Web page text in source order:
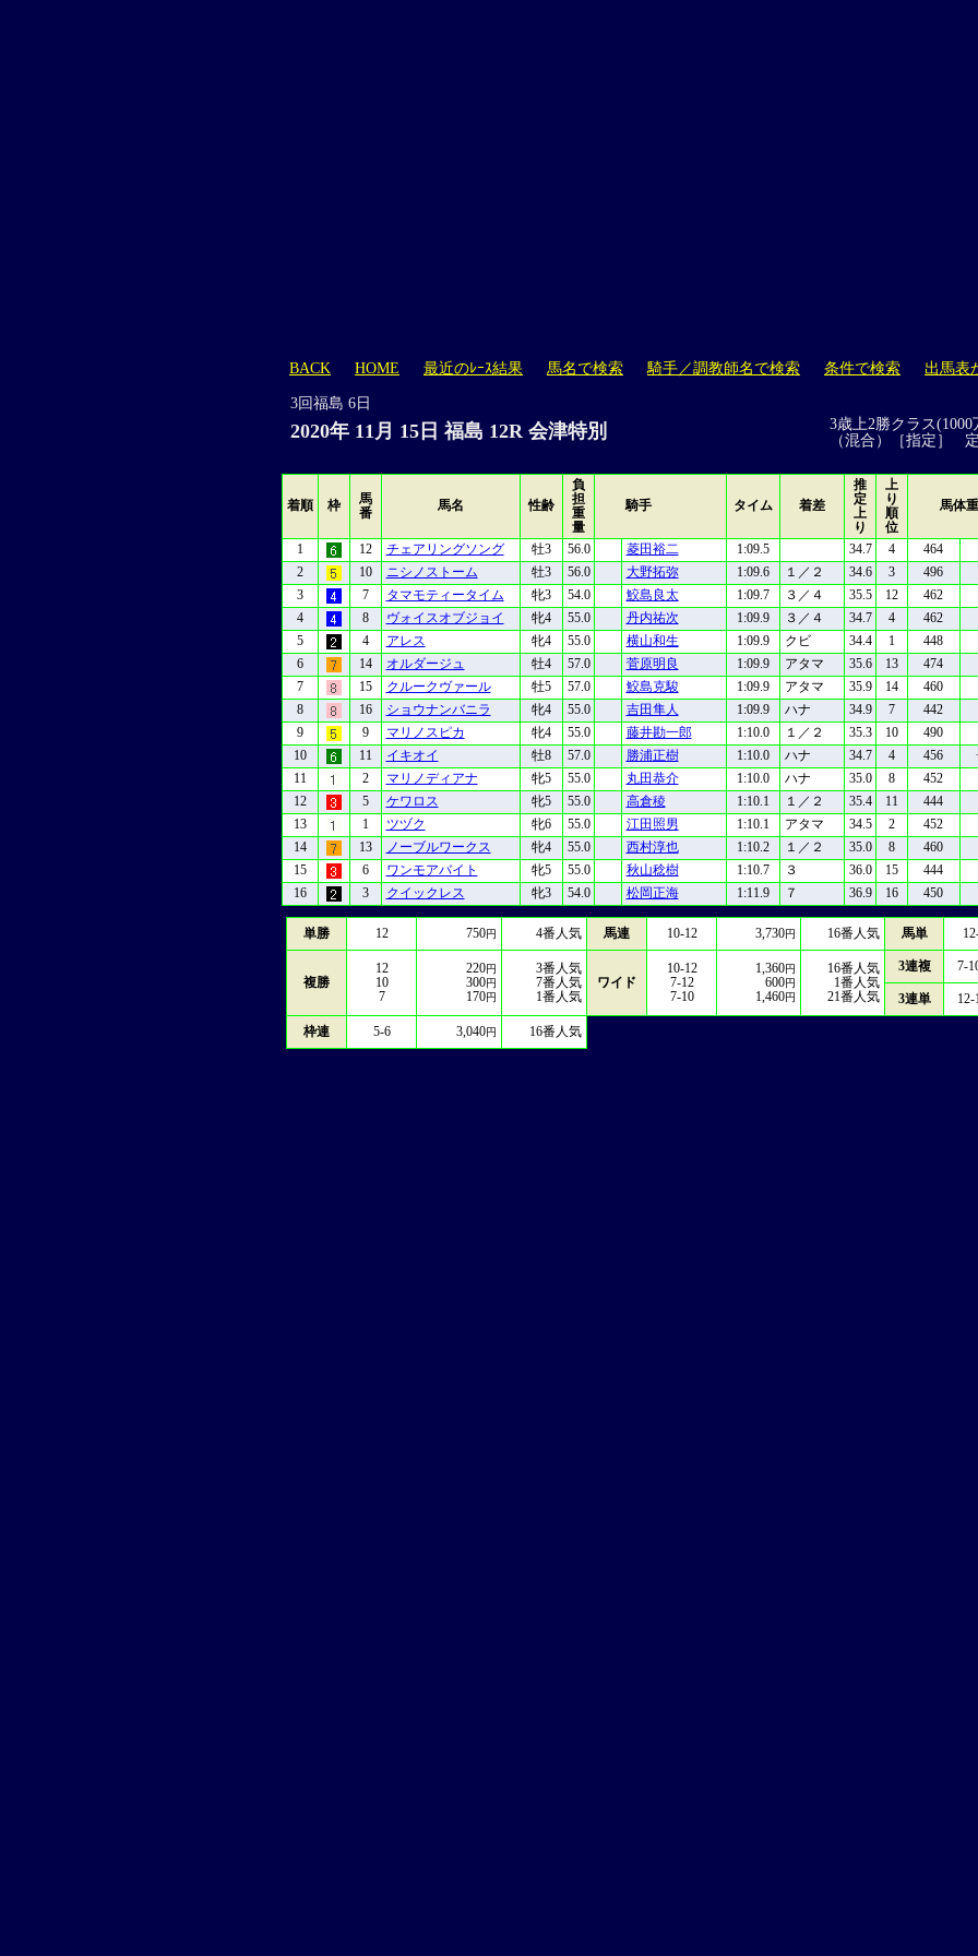
BACK HOME 最近のﾚｰｽ結果 馬名で検索 騎手／調教師名で検索 条件で検索 出馬表
3回福島 6日
2020年 11月 15日 福島 12R 会津特別
3歳上2勝クラス
（混合）［指定］
着順 枠
馬
番
馬名 性齢
負
担
重
量
騎手 タイム 着差
推
定
上
り
上
り
順
位
馬体重
1
12 チェアリングソング 牡3 56.0 菱田裕二 1:09.5 34.7 4 464
2
10 ニシノストーム 牡3 56.0 大野拓弥 1:09.6 １／２ 34.6 3 496
3
7 タマモティータイム 牝3 54.0 鮫島良太 1:09.7 ３／４ 35.5 12 462
4
8 ヴォイスオブジョイ 牝4 55.0 丹内祐次 1:09.9 ３／４ 34.7 4 462
5
4 アレス 牝4 55.0 横山和生 1:09.9 クビ 34.4 1 448
6
14 オルダージュ 牡4 57.0 菅原明良 1:09.9 アタマ 35.6 13 474
7
15 クルークヴァール 牡5 57.0 鮫島克駿 1:09.9 アタマ 35.9 14 460
8
16 ショウナンバニラ 牝4 55.0 吉田隼人 1:09.9 ハナ 34.9 7 442
9
9 マリノスピカ 牝4 55.0 藤井勘一郎 1:10.0 １／２ 35.3 10 490
10
11 イキオイ 牡8 57.0 勝浦正樹 1:10.0 ハナ 34.7 4 456
11
2 マリノディアナ 牝5 55.0 丸田恭介 1:10.0 ハナ 35.0 8 452
12
5 ケワロス 牝5 55.0 高倉稜 1:10.1 １／２ 35.4 11 444
13
1 ツヅク 牝6 55.0 江田照男 1:10.1 アタマ 34.5 2 452
14
13 ノーブルワークス 牝4 55.0 西村淳也 1:10.2 １／２ 35.0 8 460
15
6 ワンモアバイト 牝5 55.0 秋山稔樹 1:10.7 ３ 36.0 15 444
16
3 クイックレス 牝3 54.0 松岡正海 1:11.9 ７ 36.9 16 450
単勝 12 750円 4番人気 馬連 10-12 3,730円 16番人気 馬単
複勝
12
10
7
220円
300円
170円
3番人気
7番人気
1番人気
ワイド
10-12
7-12
7-10
1,360円
600円
1,460円
16番人気
1番人気
21番人気
3連複 7-
3連単 12-
枠連 5-6 3,040円 16番人気